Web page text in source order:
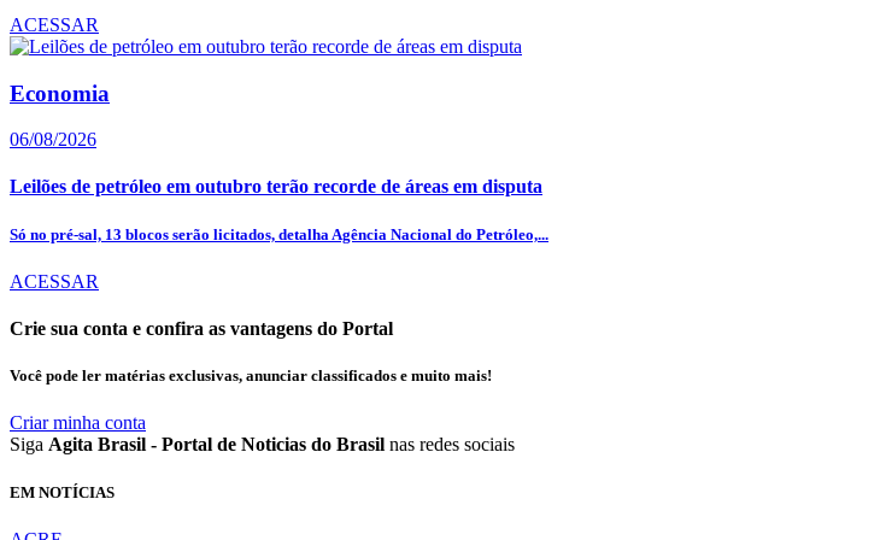
ACESSAR
Economia
06/08/2026
Leilões de petróleo em outubro terão recorde de áreas em disputa
Só no pré-sal, 13 blocos serão licitados, detalha Agência Nacional do Petróleo,...
ACESSAR
Crie sua conta e confira as vantagens do Portal
Você pode ler matérias exclusivas, anunciar classificados e muito mais!
Criar minha conta
Siga Agita Brasil - Portal de Noticias do Brasil nas redes sociais
EM NOTÍCIAS